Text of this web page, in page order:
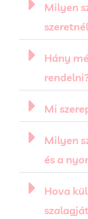
Milyen
Hány
Mi
Milyen
és a
Hova